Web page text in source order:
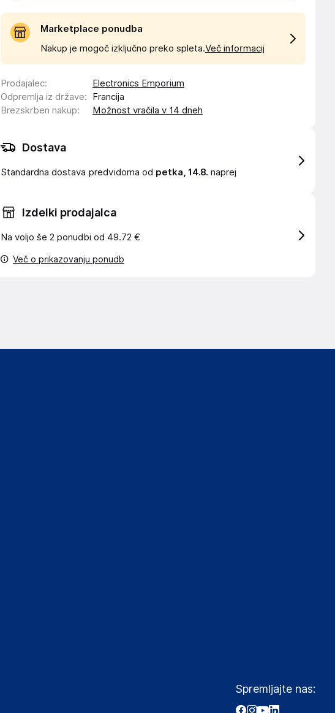
Marketplace ponudba
Nakup je mogoč izključno preko spleta.Več informacij
Prodajalec:
Electronics Emporium
Odpremlja iz države:
Francija
Brezskrben nakup: Možnost vračila v 14 dneh
Dostava
Standardna dostava predvidoma od petka, 14.8. naprej
Izdelki prodajalca
Na voljo še 2 ponudbi od 49.72 €
Več o prikazovanju ponudb
Spremljajte nas: